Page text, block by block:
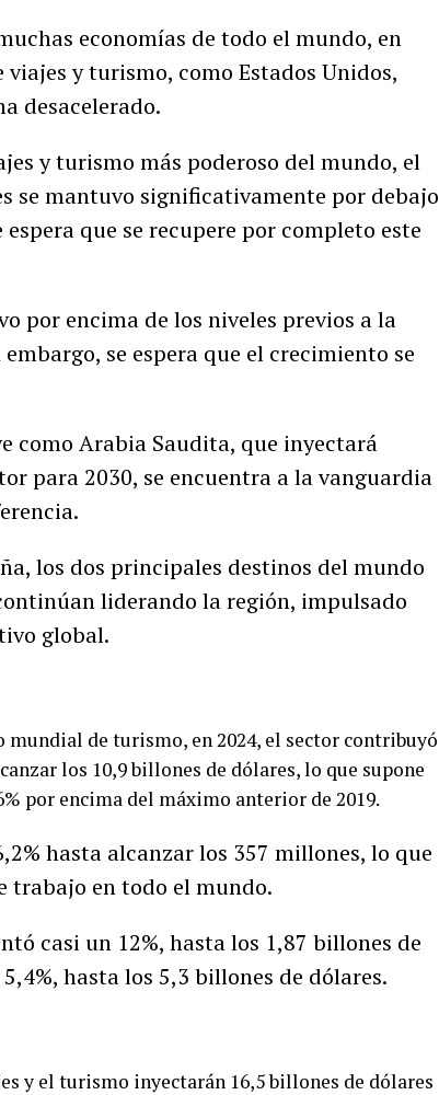
economías de todo el mundo, en
y turismo, como Estados Unidos,
desacelerado.
y turismo más poderoso del mundo, el
se mantuvo significativamente por debajo
que se recupere por completo este
por encima de los niveles previos a la
se espera que el crecimiento se
como Arabia Saudita, que inyectará
para 2030, se encuentra a la vanguardia
los dos principales destinos del mundo
liderando la región, impulsado
global.
de turismo, en 2024, el sector contribuyó
los 10,9 billones de dólares, lo que supone
por encima del máximo anterior de 2019.
hasta alcanzar los 357 millones, lo que
trabajo en todo el mundo.
casi un 12%, hasta los 1,87 billones de
hasta los 5,3 billones de dólares.
y el turismo inyectarán 16,5 billones de dólares